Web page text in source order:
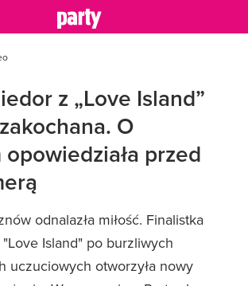
z „Love Island”
O
przed
odnalazła miłość. Finalistka
Island" po burzliwych
uczuciowych otworzyła nowy